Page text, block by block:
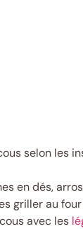
selon les
en dés,
griller au
avec les